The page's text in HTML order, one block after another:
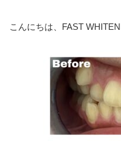
こんにちは、FAST